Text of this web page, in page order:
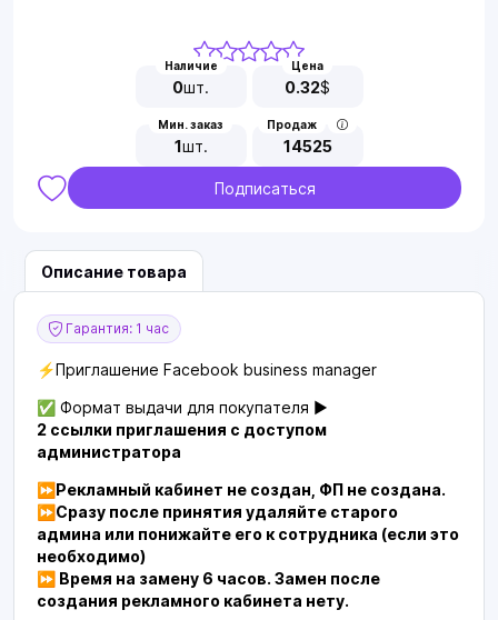
Наличие
0шт.
Цена
0.32$
Мин. заказ
1шт.
Продаж
14525
Подписаться
Описание товара
Гарантия: 1 час
⚡️Приглашение Facebook business manager
✅ Формат выдачи для покупателя ▶️
2 ссылки приглашения с доступом
администратора
⏩Рекламный кабинет не создан, ФП не создана.
⏩Сразу после принятия удаляйте старого
админа или понижайте его к сотрудника (если это
необходимо)
⏩ Время на замену 6 часов. Замен после
создания рекламного кабинета нету.